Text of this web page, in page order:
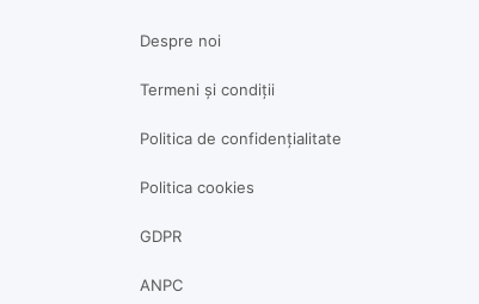
Despre noi
Termeni și condiții
Politica de confidențialitate
Politica cookies
GDPR
ANPC